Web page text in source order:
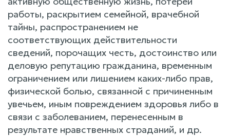
работы, раскрытием семейной, врачебной
тайны, распространением не
соответствующих действительности
сведений, порочащих честь, достоинство или
деловую репутацию гражданина, временным
ограничением или лишением каких-либо прав,
физической болью, связанной с причиненным
увечьем, иным повреждением здоровья либо в
связи с заболеванием, перенесенным в
результате нравственных страданий, и др.